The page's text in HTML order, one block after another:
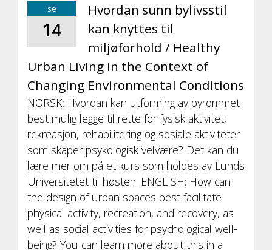
se
14
Hvordan sunn bylivsstil
kan knyttes til
miljøforhold / Healthy
Urban Living in the Context of
Changing Environmental Conditions
NORSK: Hvordan kan utforming av byrommet
best mulig legge til rette for fysisk aktivitet,
rekreasjon, rehabilitering og sosiale aktiviteter
som skaper psykologisk velvære? Det kan du
lære mer om på et kurs som holdes av Lunds
Universitetet til høsten. ENGLISH: How can
the design of urban spaces best facilitate
physical activity, recreation, and recovery, as
well as social activities for psychological well-
being? You can learn more about this in a